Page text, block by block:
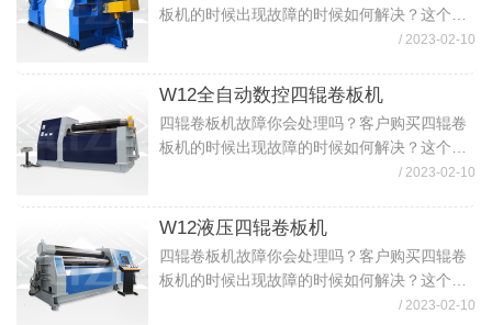
板机的时候出现故障的时候如何解决？这个时
候就要客户去检测下是什么问题，如何去检查
电工检测仪器，工具，按系统电路图及机...
/ 2023-02-10
W12全自动数控四辊卷板机
四辊卷板机故障你会处理吗？客户购买四辊卷
板机的时候出现故障的时候如何解决？这个时
候就要客户去检测下是什么问题，如何去检查
电工检测仪器，工具，按系统电路图及机...
/ 2023-02-10
W12液压四辊卷板机
四辊卷板机故障你会处理吗？客户购买四辊卷
板机的时候出现故障的时候如何解决？这个时
候就要客户去检测下是什么问题，如何去检查
/ 2023-02-10